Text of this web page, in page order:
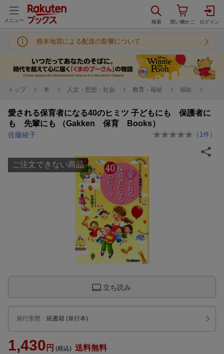
メニュー
熊本地震による配送の影響について
トップ 本 人文・思想・社会 教育・福祉 福祉
愛される保育者になる40のヒミツ 子どもにも 保護者に
も 先輩にも （Gakken 保育 Books）
佐藤綾子 （ 1 件）
ご注文できない商品
立ち読み
発行形態 ： 紙書籍 (単行本)
1,430 円 (税込) 送料無料